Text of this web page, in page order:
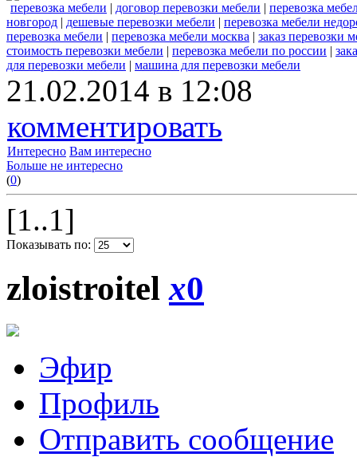
перевозка мебели | договор перевозки мебели | перевозка
новгород | дешевые перевозки мебели | перевозка мебели
перевозка мебели | перевозка мебели москва | заказ перевозки
стоимость перевозки мебели | перевозка мебели по россии |
для перевозки мебели | машина для перевозки мебели
21.02.2014 в 12:08
комментировать
Интересно Вам интересно
Больше не интересно
(0)
[1..1]
Показывать по:
zloistroitelx0
Эфир
Профиль
Отправить сообщение